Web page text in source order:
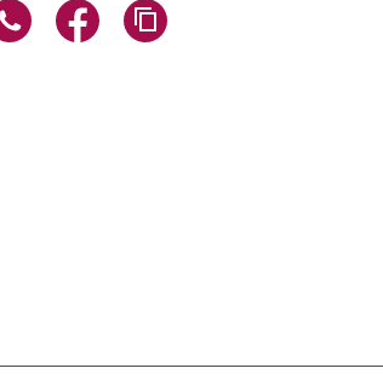
über E-Mail teilen
Seite über WhatsApp teilen (externer
Seite über Facebook teilen